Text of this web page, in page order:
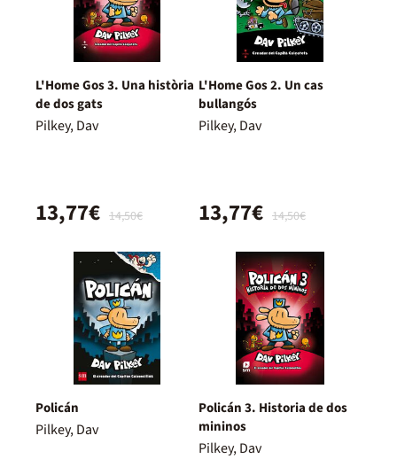
L'Home Gos 3. Una història
de dos gats
Pilkey, Dav
14,50€
13,77€
L'Home Gos 2. Un cas
bullangós
Pilkey, Dav
14,50€
13,77€
Policán
Pilkey, Dav
Policán 3. Historia de dos
mininos
Pilkey, Dav